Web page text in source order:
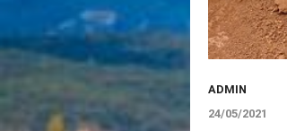
ADMIN
24/05/2021